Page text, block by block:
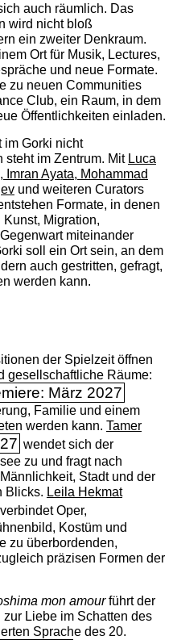
auch räumlich. Das
wird nicht bloß
ein zweiter Denkraum.
Ort für Musik, Lectures,
und neue Formate.
zu neuen Communities
Club, ein Raum, in dem
Öffentlichkeiten einladen.
im Gorki nicht
steht im Zentrum. Mit Luca
Ayata, Mohammad
und weiteren Curators
Formate, in denen
Migration,
miteinander
soll ein Ort sein, an dem
auch gestritten, gefragt,
werden kann.
der Spielzeit öffnen
gesellschaftliche Räume:
März 2027
Familie und einem
werden kann. Tamer
wendet sich der
zu und fragt nach
Stadt und der
Blicks. Leila Hekmat
verbindet Oper,
Kostüm und
zu überbordenden,
präzisen Formen der
mon amourführt der
Liebe im Schatten des
Sprache des 20.